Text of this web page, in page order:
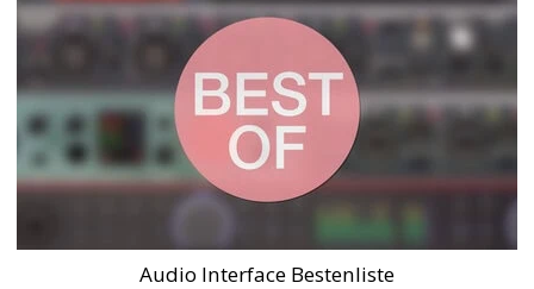
Audio Interface Bestenliste